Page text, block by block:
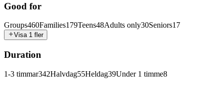
Good for
Groups460Families179Teens48Adults only30Seniors17
Visa 1 fler
Duration
1-3 timmar342Halvdag55Heldag39Under 1 timme8